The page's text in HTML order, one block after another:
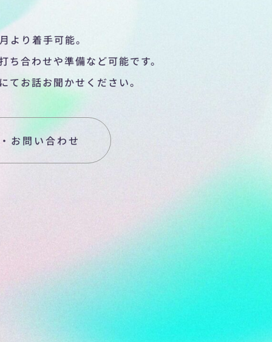
より着手可能。
ち合わせや準備など可能です。
てお話お聞かせください。
お問い合わせ